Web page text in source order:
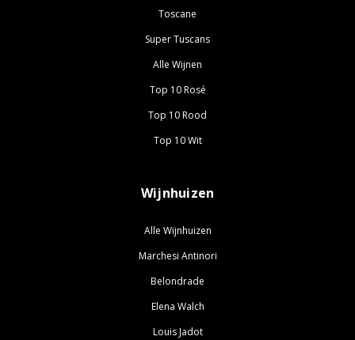
Toscane
Super Tuscans
Alle Wijnen
Top 10 Rosé
Top 10 Rood
Top 10 Wit
Wijnhuizen
Alle Wijnhuizen
Marchesi Antinori
Belondrade
Elena Walch
Louis Jadot